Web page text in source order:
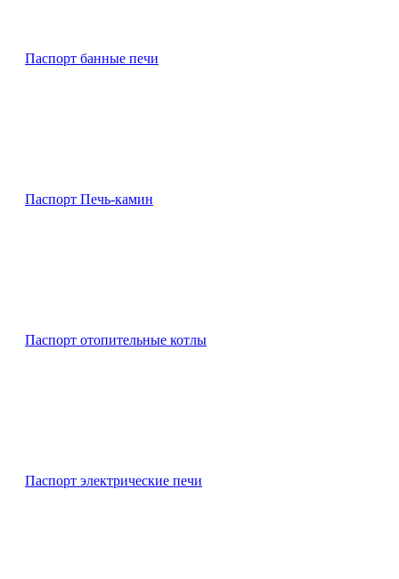
Паспорт банные печи
Паспорт Печь-камин
Паспорт отопительные котлы
Паспорт электрические печи